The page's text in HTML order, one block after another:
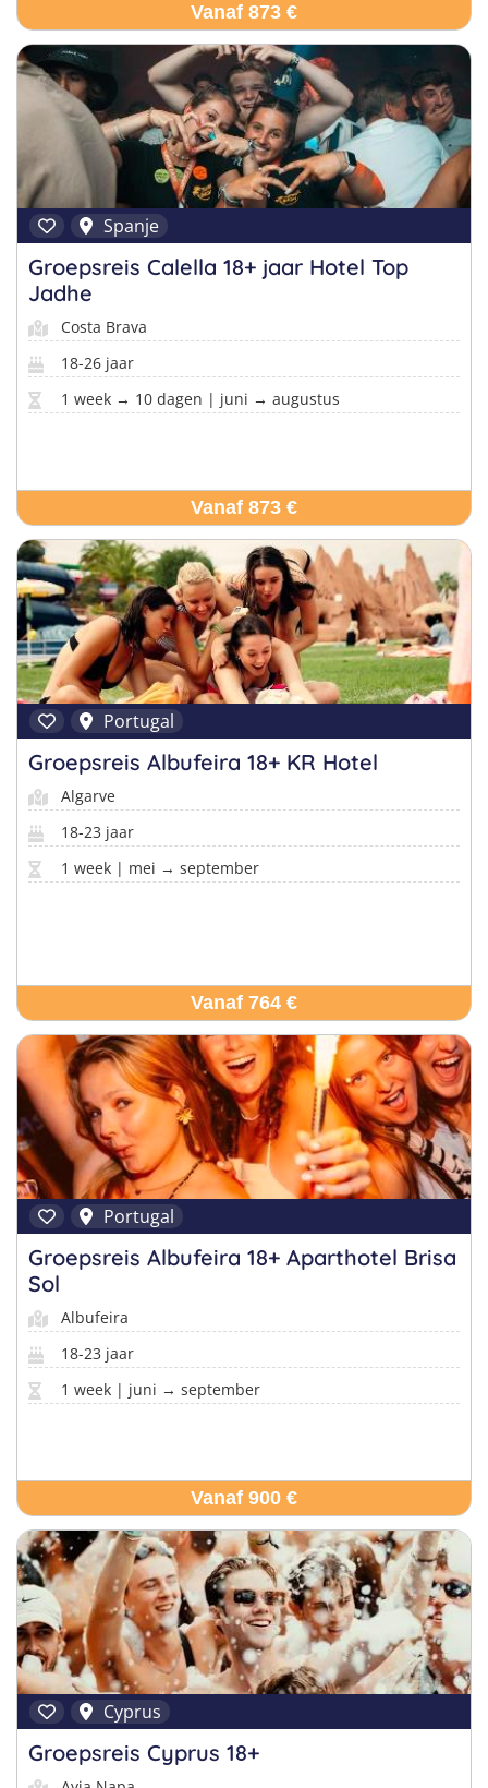
Vanaf 873 €
Spanje
Groepsreis Calella 18+ jaar Hotel Top
Jadhe
Costa Brava
18-26 jaar
1 week → 10 dagen | juni → augustus
Vanaf 873 €
Portugal
Groepsreis Albufeira 18+ KR Hotel
Algarve
18-23 jaar
1 week | mei → september
Vanaf 764 €
Portugal
Groepsreis Albufeira 18+ Aparthotel Brisa
Sol
Albufeira
18-23 jaar
1 week | juni → september
Vanaf 900 €
Cyprus
Groepsreis Cyprus 18+